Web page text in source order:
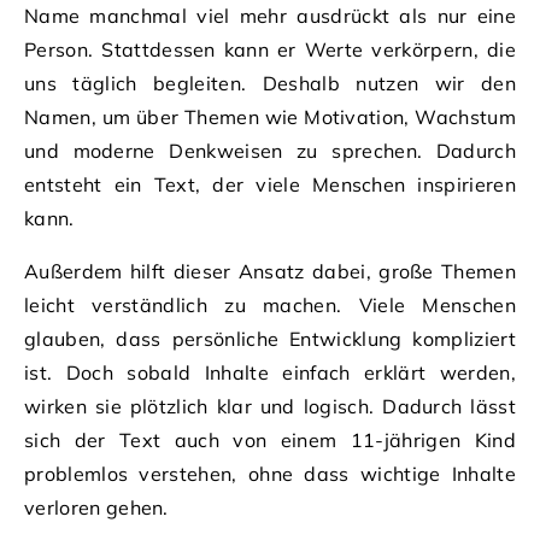
Name manchmal viel mehr ausdrückt als nur eine
Person. Stattdessen kann er Werte verkörpern, die
uns täglich begleiten. Deshalb nutzen wir den
Namen, um über Themen wie Motivation, Wachstum
und moderne Denkweisen zu sprechen. Dadurch
entsteht ein Text, der viele Menschen inspirieren
kann.
Außerdem hilft dieser Ansatz dabei, große Themen
leicht verständlich zu machen. Viele Menschen
glauben, dass persönliche Entwicklung kompliziert
ist. Doch sobald Inhalte einfach erklärt werden,
wirken sie plötzlich klar und logisch. Dadurch lässt
sich der Text auch von einem 11-jährigen Kind
problemlos verstehen, ohne dass wichtige Inhalte
verloren gehen.